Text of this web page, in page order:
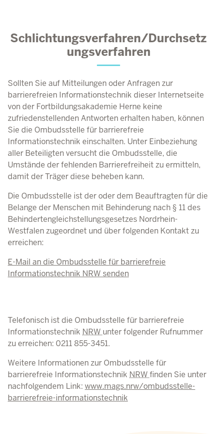
Schlichtungsverfahren/Durchsetz
ungsverfahren
Sollten Sie auf Mitteilungen oder Anfragen zur
barrierefreien Informationstechnik dieser Internetseite
von der Fortbildungsakademie Herne keine
zufriedenstellenden Antworten erhalten haben, können
Sie die Ombudsstelle für barrierefreie
Informationstechnik einschalten. Unter Einbeziehung
aller Beteiligten versucht die Ombudsstelle, die
Umstände der fehlenden Barrierefreiheit zu ermitteln,
damit der Träger diese beheben kann.
Die Ombudsstelle ist der oder dem Beauftragten für die
Belange der Menschen mit Behinderung nach § 11 des
Behindertengleichstellungsgesetzes Nordrhein-
Westfalen zugeordnet und über folgenden Kontakt zu
erreichen:
E-Mail an die Ombudsstelle für barrierefreie
Informationstechnik NRW senden
Telefonisch ist die Ombudsstelle für barrierefreie
Informationstechnik NRW unter folgender Rufnummer
zu erreichen: 0211 855-3451.
Weitere Informationen zur Ombudsstelle für
barrierefreie Informationstechnik NRWfinden Sie unter
nachfolgendem Link: www.mags.nrw/ombudsstelle-
barrierefreie-informationstechnik